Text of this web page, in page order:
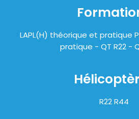
LAPL(H) théorique et pratique
pratique - QT R22 -
R22 R44